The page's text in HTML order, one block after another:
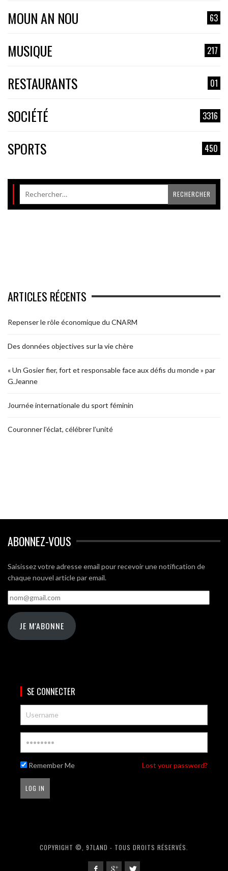
MOUN AN NOU 63
MUSIQUE 217
RESTAURANTS 01
SOCIÉTÉ 3316
SPORTS 450
ARTICLES RÉCENTS
Repenser le rôle économique du CNARM
Des données objectives sur la vie chère
« Un Gosier fier, fort et responsable face aux défis du monde » par
G.Jeanne
Journée internationale du sport féminin
Couronner l’éclat, célébrer l’unité
ABONNEZ-VOUS
Saisissez votre adresse email pour recevoir une notification de
chaque nouvel article par email.
nom@gmail.com
JE M'ABONNE
SE CONNECTER
Remember Me Lost your password?
COPYRIGHT ©, 97LAND - TOUS DROITS RÉSERVÉS.